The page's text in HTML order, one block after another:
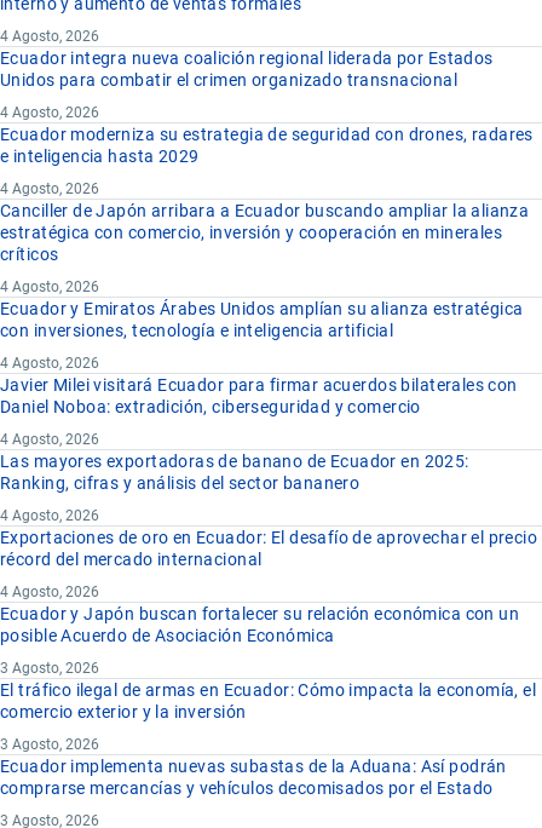
interno y aumento de ventas formales
4 Agosto, 2026
Ecuador integra nueva coalición regional liderada por Estados
Unidos para combatir el crimen organizado transnacional
4 Agosto, 2026
Ecuador moderniza su estrategia de seguridad con drones, radares
e inteligencia hasta 2029
4 Agosto, 2026
Canciller de Japón arribara a Ecuador buscando ampliar la alianza
estratégica con comercio, inversión y cooperación en minerales
críticos
4 Agosto, 2026
Ecuador y Emiratos Árabes Unidos amplían su alianza estratégica
con inversiones, tecnología e inteligencia artificial
4 Agosto, 2026
Javier Milei visitará Ecuador para firmar acuerdos bilaterales con
Daniel Noboa: extradición, ciberseguridad y comercio
4 Agosto, 2026
Las mayores exportadoras de banano de Ecuador en 2025:
Ranking, cifras y análisis del sector bananero
4 Agosto, 2026
Exportaciones de oro en Ecuador: El desafío de aprovechar el precio
récord del mercado internacional
4 Agosto, 2026
Ecuador y Japón buscan fortalecer su relación económica con un
posible Acuerdo de Asociación Económica
3 Agosto, 2026
El tráfico ilegal de armas en Ecuador: Cómo impacta la economía, el
comercio exterior y la inversión
3 Agosto, 2026
Ecuador implementa nuevas subastas de la Aduana: Así podrán
comprarse mercancías y vehículos decomisados por el Estado
3 Agosto, 2026